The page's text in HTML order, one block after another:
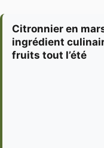
Citronnier en
ingrédient
fruits tout l’été